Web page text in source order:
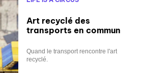
Art recyclé des
transports en commun
Quand le transport rencontre l'art
recyclé.